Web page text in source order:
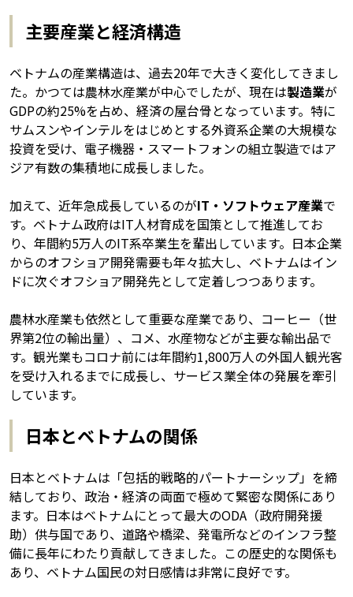
主要産業と経済構造
ベトナムの産業構造は、過去20年で大きく変化してきまし
た。かつては農林水産業が中心でしたが、現在は製造業が
GDPの約25%を占め、経済の屋台骨となっています。特に
サムスンやインテルをはじめとする外資系企業の大規模な
投資を受け、電子機器・スマートフォンの組立製造ではア
ジア有数の集積地に成長しました。
加えて、近年急成長しているのがIT・ソフトウェア産業で
す。ベトナム政府はIT人材育成を国策として推進してお
り、年間約5万人のIT系卒業生を輩出しています。日本企業
からのオフショア開発需要も年々拡大し、ベトナムはイン
ドに次ぐオフショア開発先として定着しつつあります。
農林水産業も依然として重要な産業であり、コーヒー（世
界第2位の輸出量）、コメ、水産物などが主要な輸出品で
す。観光業もコロナ前には年間約1,800万人の外国人観光客
を受け入れるまでに成長し、サービス業全体の発展を牽引
しています。
日本とベトナムの関係
日本とベトナムは「包括的戦略的パートナーシップ」を締
結しており、政治・経済の両面で極めて緊密な関係にあり
ます。日本はベトナムにとって最大のODA（政府開発援
助）供与国であり、道路や橋梁、発電所などのインフラ整
備に長年にわたり貢献してきました。この歴史的な関係も
あり、ベトナム国民の対日感情は非常に良好です。